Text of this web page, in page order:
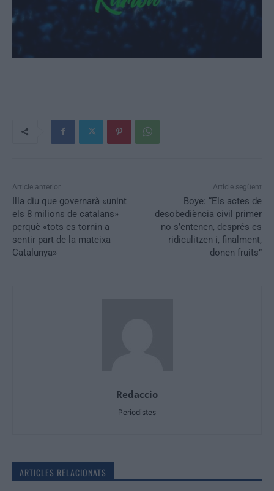
Article anterior
Illa diu que governarà «unint
els 8 milions de catalans»
perquè «tots es tornin a
sentir part de la mateixa
Catalunya»
Article següent
Boye: “Els actes de
desobediència civil primer
no s’entenen, després es
ridiculitzen i, finalment,
donen fruits”
Redaccio
Periodistes
ARTICLES RELACIONATS